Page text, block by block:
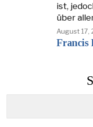
ist,
über
August 17,
Francis